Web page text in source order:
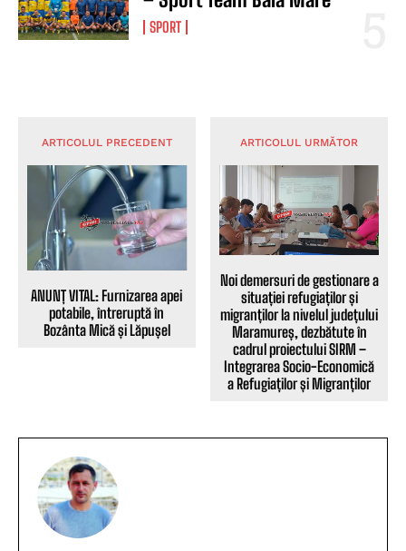
SPORT
ARTICOLUL PRECEDENT
ANUNȚ VITAL: Furnizarea apei
potabile, întreruptă în
Bozânta Mică și Lăpușel
ARTICOLUL URMĂTOR
Noi demersuri de gestionare a
situației refugiaților și
migranților la nivelul județului
Maramureș, dezbătute în
cadrul proiectului SIRM –
Integrarea Socio-Economică
a Refugiaților și Migranților